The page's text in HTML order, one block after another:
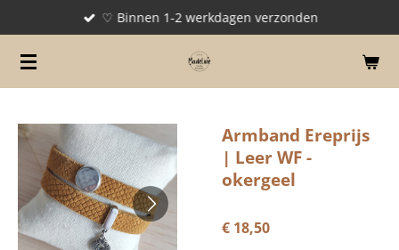
naar
de
♡ Binnen 1-2 werkdagen verzonden
Armband Ereprijs
| Leer WF -
okergeel
€ 18,50